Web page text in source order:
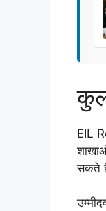
कुल
EIL
सकते